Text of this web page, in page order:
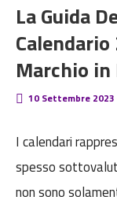
La Guida
Marchio in
10 Settembre 2023
I calendari
spesso
non sono